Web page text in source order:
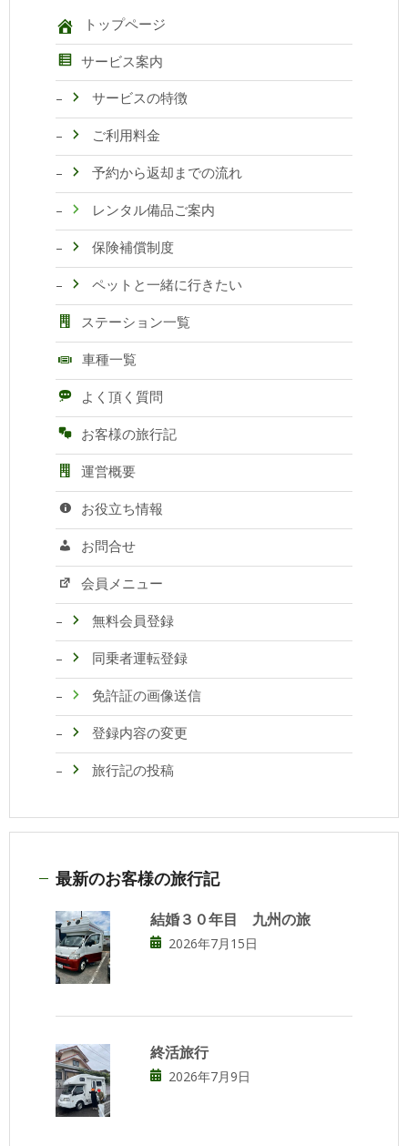
トップページ
サービス案内
サービスの特徴
ご利用料金
予約から返却までの流れ
レンタル備品ご案内
保険補償制度
ペットと一緒に行きたい
ステーション一覧
車種一覧
よく頂く質問
お客様の旅行記
運営概要
お役立ち情報
お問合せ
会員メニュー
無料会員登録
同乗者運転登録
免許証の画像送信
登録内容の変更
旅行記の投稿
最新のお客様の旅行記
結婚３０年目 九州の旅
2026年7月15日
終活旅行
2026年7月9日